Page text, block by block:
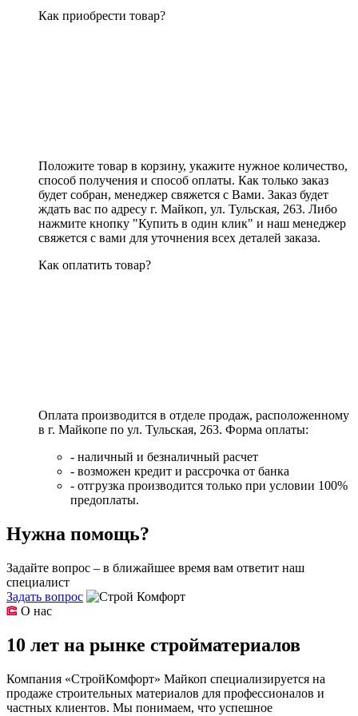
Как приобрести товар?
Положите товар в корзину, укажите нужное количество,
способ получения и способ оплаты. Как только заказ
будет собран, менеджер свяжется с Вами. Заказ будет
ждать вас по адресу г. Майкоп, ул. Тульская, 263. Либо
нажмите кнопку "Купить в один клик" и наш менеджер
свяжется с вами для уточнения всех деталей заказа.
Как оплатить товар?
Оплата производится в отделе продаж, расположенному
в г. Майкопе по ул. Тульская, 263. Форма оплаты:
- наличный и безналичный расчет
- возможен кредит и рассрочка от банка
- отгрузка производится только при условии 100%
предоплаты.
Нужна помощь?
Задайте вопрос – в ближайшее время вам ответит наш
специалист
Задать вопрос
О нас
10 лет на рынке стройматериалов
Компания «СтройКомфорт» Майкоп специализируется на
продаже строительных материалов для профессионалов и
частных клиентов. Мы понимаем, что успешное